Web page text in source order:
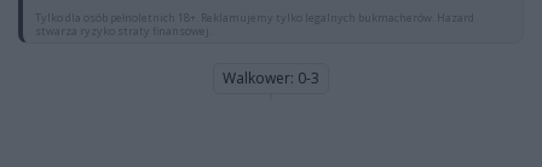
Tylko dla osób pełnoletnich 18+. Reklamujemy tylko legalnych bukmacherów. Hazard
stwarza ryzyko straty finansowej.
Walkower: 0-3